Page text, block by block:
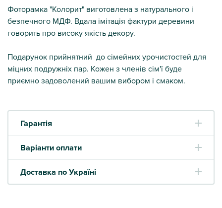
Фоторамка "Колорит" виготовлена з натурального і
безпечного МДФ. Вдала імітація фактури деревини
говорить про високу якість декору.
Подарунок прийнятний до сімейних урочистостей для
міцних подружніх пар. Кожен з членів сім'ї буде
приємно задоволений вашим вибором і смаком.
Гарантія
Варіанти оплати
Доставка по Україні